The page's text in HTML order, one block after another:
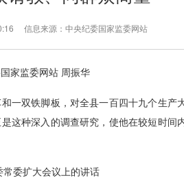
信息来源：中央纪委国家监委网站
家监委网站 周振华
双铁脚板，对全县一百四十九个生产
这种深入的调查研究，使他在较短时间
委扩大会议上的讲话